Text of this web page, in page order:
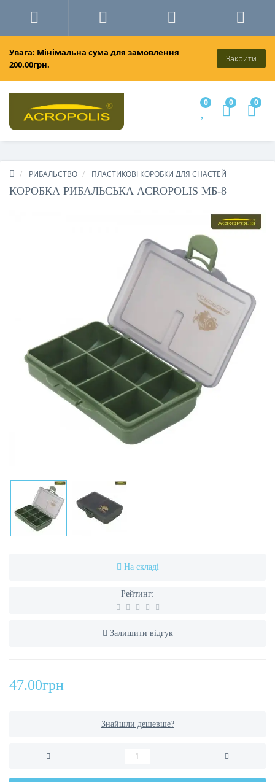
Увага: Мінімальна сума для замовлення
200.00грн.
Закрити
0 0 0
РИБАЛЬСТВО ПЛАСТИКОВІ КОРОБКИ ДЛЯ СНАСТЕЙ
КОРОБКА РИБАЛЬСЬКА ACROPOLIS МБ-8
На складі
Рейтинг:
Залишити відгук
47.00грн
Знайшли дешевше?